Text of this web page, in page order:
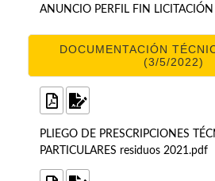
ANUNCIO PERFIL FIN
DOCUMENTACIÓN
(3/5/2022)
PLIEGO DE PRESCRIPCIONES
PARTICULARES residuos 2021.pdf